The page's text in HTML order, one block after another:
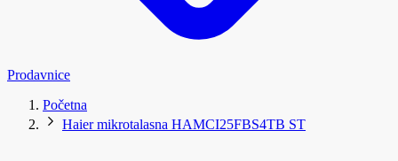
Prodavnice
Početna
Haier mikrotalasna HAMCI25FBS4TB ST